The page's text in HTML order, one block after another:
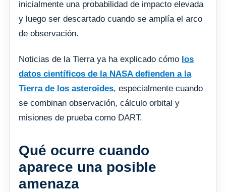
inicialmente una probabilidad de impacto elevada
y luego ser descartado cuando se amplía el arco
de observación.
Noticias de la Tierra ya ha explicado cómo los
datos científicos de la NASA defienden a la
Tierra de los asteroides, especialmente cuando
se combinan observación, cálculo orbital y
misiones de prueba como DART.
Qué ocurre cuando
aparece una posible
amenaza